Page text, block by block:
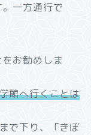
一方通行で
お勧めしま
館へ行くことは
で下り、「きぼ